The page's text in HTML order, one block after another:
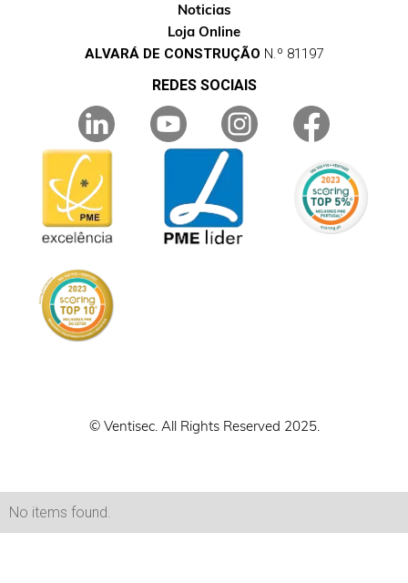
Noticias
Loja Online
ALVARÁ DE CONSTRUÇÃO N.º 81197
REDES SOCIAIS
© Ventisec. All Rights Reserved 2025.
No items found.